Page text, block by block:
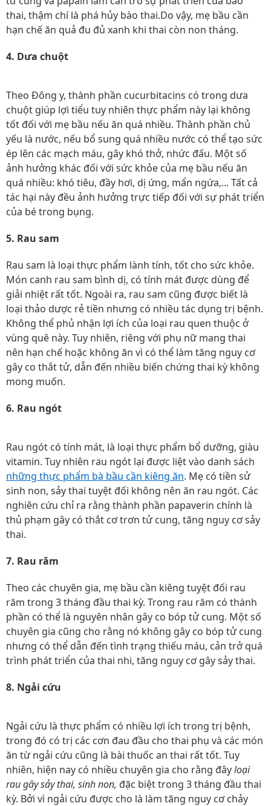
thai, thậm chí là phá hủy bào thai.Do vậy, mẹ bầu cần
hạn chế ăn quả đu đủ xanh khi thai còn non tháng.
4. Dưa chuột
Theo Đông y, thành phần cucurbitacins có trong dưa
chuột giúp lợi tiểu tuy nhiên thực phẩm này lại không
tốt đối với mẹ bầu nếu ăn quá nhiều. Thành phần chủ
yếu là nước, nếu bổ sung quá nhiều nước có thể tạo sức
ép lên các mạch máu, gây khó thở, nhức đấu. Một số
ảnh hưởng khác đối với sức khỏe của mẹ bầu nếu ăn
quá nhiều: khó tiêu, đầy hơi, dị ứng, mẩn ngứa,... Tất cả
tác hại này đều ảnh hưởng trực tiếp đối với sự phát triển
của bé trong bụng.
5. Rau sam
Rau sam là loại thực phẩm lành tính, tốt cho sức khỏe.
Món canh rau sam bình dị, có tính mát được dùng để
giải nhiệt rất tốt. Ngoài ra, rau sam cũng được biết là
loại thảo dược rẻ tiền nhưng có nhiều tác dụng trị bệnh.
Không thể phủ nhận lợi ích của loại rau quen thuộc ở
vùng quê này. Tuy nhiên, riêng với phụ nữ mang thai
nên hạn chế hoặc không ăn vì có thể làm tăng nguy cơ
gây co thắt tử, dẫn đến nhiều biến chứng thai kỳ không
mong muốn.
6. Rau ngót
Rau ngót có tính mát, là loại thực phẩm bổ dưỡng, giàu
vitamin. Tuy nhiên rau ngót lại được liệt vào danh sách
những thực phẩm bà bầu cần kiêng ăn. Mẹ có tiền sử
sinh non, sảy thai tuyệt đối không nên ăn rau ngót. Các
nghiên cứu chỉ ra rằng thành phần papaverin chính là
thủ phạm gây có thắt cơ trơn tử cung, tăng nguy cơ sảy
thai.
7. Rau răm
Theo các chuyên gia, mẹ bầu cần kiêng tuyệt đối rau
răm trong 3 tháng đầu thai kỳ. Trong rau răm có thành
phần có thể là nguyên nhân gây co bóp tử cung. Một số
chuyên gia cũng cho rằng nó không gây co bóp tử cung
nhưng có thể dẫn đến tình trạng thiếu máu, cản trở quá
trình phát triển của thai nhi, tăng nguy cơ gây sảy thai.
8. Ngải cứu
Ngải cứu là thực phẩm có nhiều lợi ích trong trị bệnh,
trong đó có trị các cơn đau đầu cho thai phụ và các món
ăn từ ngải cứu cũng là bài thuốc an thai rất tốt. Tuy
nhiên, hiện nay có nhiều chuyên gia cho rằng đâyloại
rau gây sảy thai, sinh non, đặc biệt trong 3 tháng đầu thai
kỳ. Bởi vì ngải cứu được cho là làm tăng nguy cơ chảy